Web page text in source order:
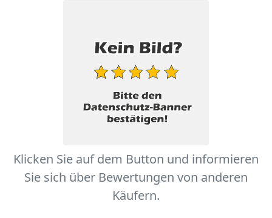
Klicken Sie auf dem Button und informieren
Sie sich über Bewertungen von anderen
Käufern.